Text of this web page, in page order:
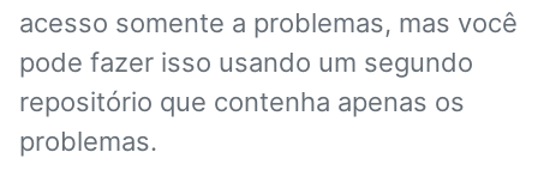
acesso somente a problemas, mas você
pode fazer isso usando um segundo
repositório que contenha apenas os
problemas.